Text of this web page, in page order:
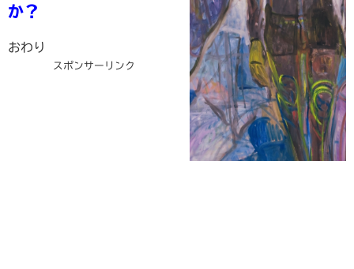
か？
おわり
スポンサーリンク